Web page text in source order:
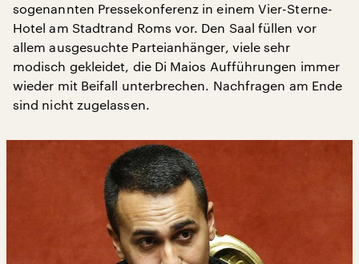
sogenannten Pressekonferenz in einem Vier-Sterne-
Hotel am Stadtrand Roms vor. Den Saal füllen vor
allem ausgesuchte Parteianhänger, viele sehr
modisch gekleidet, die Di Maios Aufführungen immer
wieder mit Beifall unterbrechen. Nachfragen am Ende
sind nicht zugelassen.